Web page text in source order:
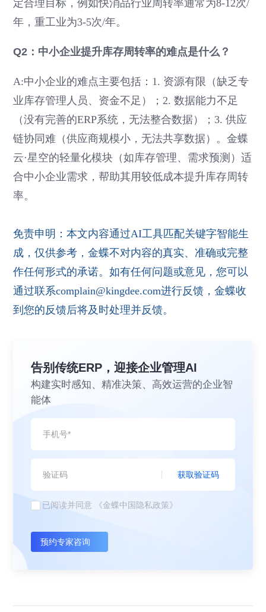
定合理目标，例如快消品行业周转率通常为8-12次/
年，重工业为3-5次/年。
Q2：中小企业提升库存周转率的难点是什么？
A:中小企业的难点主要包括：1. 资源有限（缺乏专
业库存管理人员、资金不足）；2. 数据能力不足
（没有完善的ERP系统，无法整合数据）；3. 供应
链协同难（供应商规模小，无法共享数据）。金蝶
云·星空的轻量化模块（如库存管理、需求预测）适
合中小企业需求，帮助其用较低成本提升库存周转
率。
免责申明：本文内容通过AI工具匹配关键字智能生
成，仅供参考，金蝶不对内容的真实、准确或完整
作任何形式的承诺。如有任何问题或意见，您可以
通过联系complain@kingdee.com进行反馈，金蝶收
到您的反馈后将及时处理并反馈。
告别传统ERP，迎接企业管理AI
构建实时感知、精准决策、高效运营的企业智
能体
获取验证码
已阅读并同意 《金蝶中国隐私政策》
预约专家咨询